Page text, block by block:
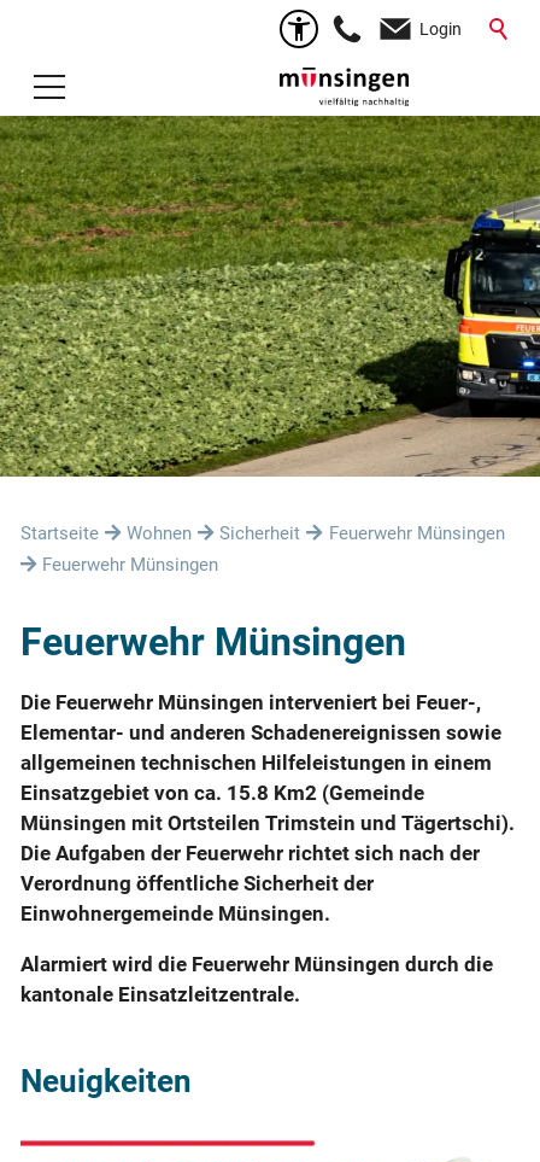
Login
Startseite Wohnen Sicherheit
Feuerwehr Münsingen
Feuerwehr Münsingen
Feuerwehr Münsingen
Die Feuerwehr Münsingen interveniert bei Feuer-,
Elementar- und anderen Schadenereignissen sowie
allgemeinen technischen Hilfeleistungen in einem
Einsatzgebiet von ca. 15.8 Km2 (Gemeinde
Münsingen mit Ortsteilen Trimstein und Tägertschi).
Die Aufgaben der Feuerwehr richtet sich nach der
Verordnung öffentliche Sicherheit der
Einwohnergemeinde Münsingen.
Alarmiert wird die Feuerwehr Münsingen durch die
kantonale Einsatzleitzentrale.
Neuigkeiten